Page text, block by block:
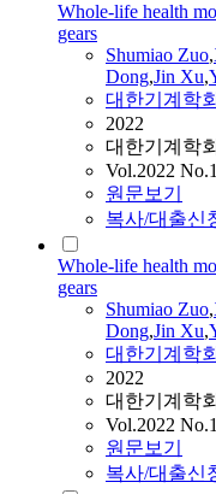
Whole-life health
gears
Shumiao Zuo,
Dong,Jin Xu,
대한기계학회
2022
대한기계학
Vol.2022
원문보기
복사/대출신
Whole-life health
gears
Shumiao Zuo,
Dong,Jin Xu,
대한기계학회
2022
대한기계학
Vol.2022
원문보기
복사/대출신